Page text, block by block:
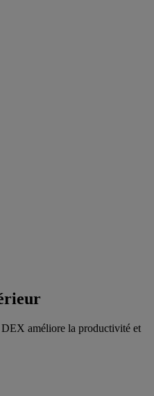
améliore la productivité et